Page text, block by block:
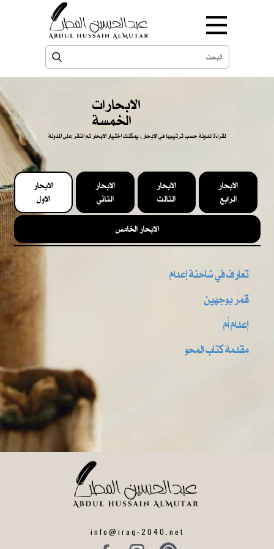
الابحارات
الخمسة
لقراءة المدونة حسب ترتيبها في الابحار , يمكنك اختيار الابحار ثم النقر على المدونة
الابحار
الاول
الابحار
الثاني
الابحار
الثالث
الابحار
الرابع
الابحار الخامس
تعارف في شاحنة إعدام
قمر بوجهين
إعدام أُم
مقدمة كتاب المحو
info@iraq-2040.net